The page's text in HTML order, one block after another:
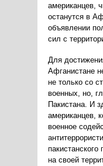
американцев,
останутся в
объявлении
сил с
Для
Афганистане
не только со
военных, но,
Пакистана. И
американцев,
военное
пакистанского
на своей